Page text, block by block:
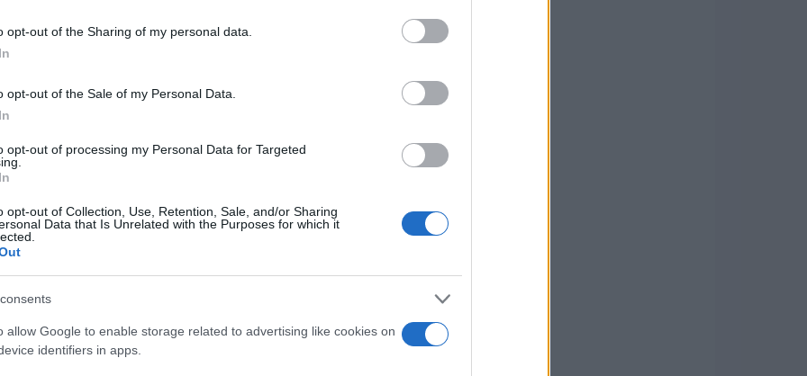
opt-out of the Sharing of my personal data.
opt-out of the Sale of my Personal Data.
opt-out of processing my Personal Data for Targeted
opt-out of Collection, Use, Retention, Sale, and/or Sharing
Data that Is Unrelated with the Purposes for which it
allow Google to enable storage related to advertising like cookies on
identifiers in apps.
corsa nonostante i tentativi del club di
non sono state dettagliate, ma è evidente che i
ampliato la distanza tra le parti fino a chiudere ogni
a sondare con maggior decisione altre soluzioni,
trattativa possa evolvere rapidamente in ambito